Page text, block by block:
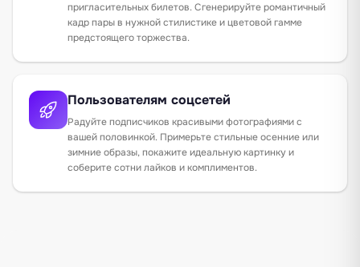
пригласительных билетов. Сгенерируйте романтичный
кадр пары в нужной стилистике и цветовой гамме
предстоящего торжества.
Пользователям соцсетей
Радуйте подписчиков красивыми фотографиями с
вашей половинкой. Примерьте стильные осенние или
зимние образы, покажите идеальную картинку и
соберите сотни лайков и комплиментов.